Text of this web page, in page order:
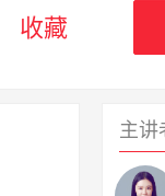
收藏
主讲